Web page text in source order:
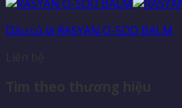
Dầu cù là RASYAN O-SOD BALM